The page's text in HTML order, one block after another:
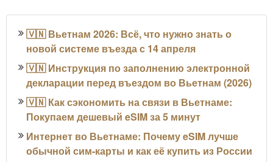
🇻🇳 Вьетнам 2026: Всё, что нужно знать о
новой системе въезда с 14 апреля
🇻🇳 Инструкция по заполнению электронной
декларации перед въездом во Вьетнам (2026)
🇻🇳 Как сэкономить на связи в Вьетнаме:
Покупаем дешевый eSIM за 5 минут
Интернет во Вьетнаме: Почему eSIM лучше
обычной сим-карты и как её купить из России